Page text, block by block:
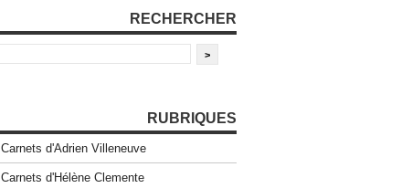
RECHERCHER
RUBRIQUES
Carnets d'Adrien Villeneuve
Carnets d'Hélène Clemente